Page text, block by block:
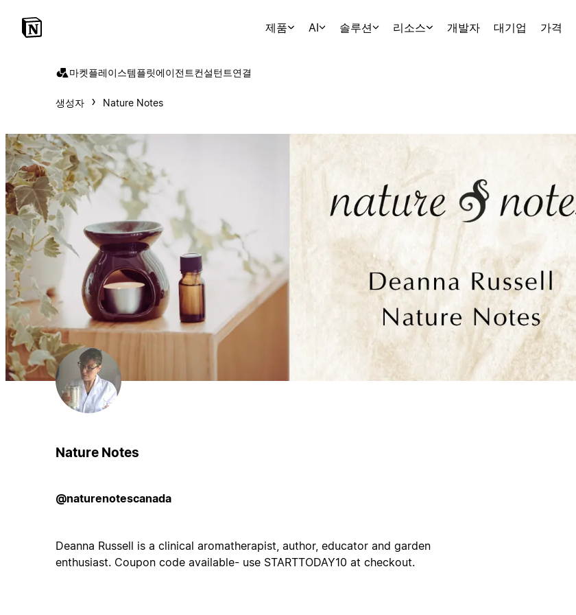
제품 AI 솔루션 리소스 개발자 대기업 가격
마켓플레이스템플릿에이전트컨설턴트연결
생성자 Nature Notes
Nature Notes
@naturenotescanada
Deanna Russell is a clinical aromatherapist, author, educator and garden
enthusiast. Coupon code available- use STARTTODAY10 at checkout.